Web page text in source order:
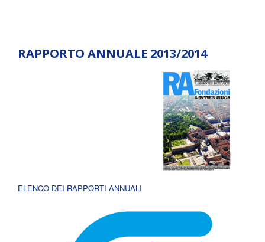
RAPPORTO ANNUALE 2013/2014
ELENCO DEI RAPPORTI ANNUALI